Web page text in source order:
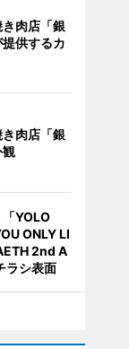
肉店「銀
供するカ
肉店「銀
YOLO
ONLY LI
2nd A
シ表面